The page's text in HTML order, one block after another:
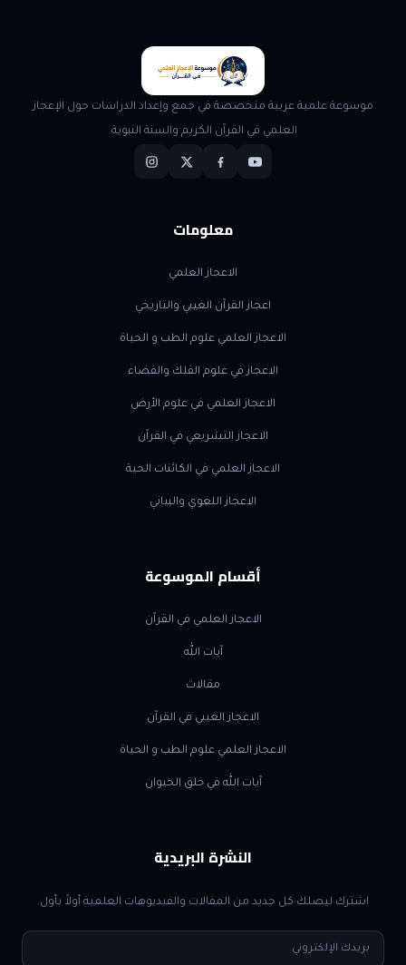
موسوعة علمية عربية متخصصة في جمع وإعداد الدراسات حول الإعجاز
العلمي في القرآن الكريم والسنة النبوية.
معلومات
الاعجاز العلمي
اعجاز القرآن الغيبي والتاريخي
الاعجاز العلمي علوم الطب و الحياة
الاعجاز في علوم الفلك والفضاء
الاعجاز العلمي في علوم الأرض
الاعجاز التشريعي في القرآن
الاعجاز العلمي في الكائنات الحية
الاعجاز اللغوي والبياني
أقسام الموسوعة
الاعجاز العلمي في القرآن
آيات الله
مقالات
الاعجاز الغيبي في القرآن
الاعجاز العلمي علوم الطب و الحياة
آيات الله في خلق الحيوان
النشرة البريدية
اشترك ليصلك كل جديد من المقالات والفيديوهات العلمية أولاً بأول.
البريد